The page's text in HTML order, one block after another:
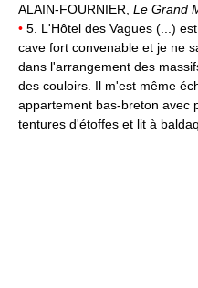
ALAIN-FOURNIER, Le Grand
• 5. L'Hôtel des Vagues (...)
cave fort convenable et je ne
dans l'arrangement des
des couloirs. Il m'est même
appartement bas-breton avec
tentures d'étoffes et lit à